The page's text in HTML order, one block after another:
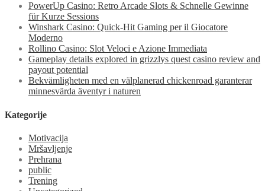
PowerUp Casino: Retro Arcade Slots & Schnelle Gewinne
für Kurze Sessions
Winshark Casino: Quick‑Hit Gaming per il Giocatore
Moderno
Rollino Casino: Slot Veloci e Azione Immediata
Gameplay details explored in grizzlys quest casino review and
payout potential
Bekvämligheten med en välplanerad chickenroad garanterar
minnesvärda äventyr i naturen
Kategorije
Motivacija
Mršavljenje
Prehrana
public
Trening